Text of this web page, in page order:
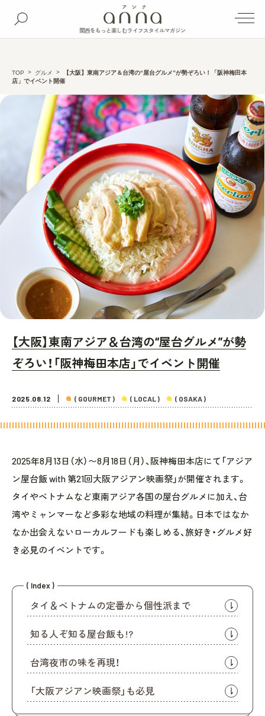
関西をもっと楽しむライフスタイルマガジン
TOP グルメ
【大阪】東南アジア＆台湾の“屋台グルメ”が勢ぞろい！「阪神梅田本
店」でイベント開催
【大阪】東南アジア＆台湾の“屋台グルメ”が勢
ぞろい！「阪神梅田本店」でイベント開催
2025.08.12 ( GOURMET ) ( LOCAL ) ( OSAKA )
2025年8月13日（水）〜8月18日（月）、阪神梅田本店にて「アジア
ン屋台飯 with 第21回大阪アジアン映画祭」が開催されます。
タイやベトナムなど東南アジア各国の屋台グルメに加え、台
湾やミャンマーなど多彩な地域の料理が集結。日本ではなか
なか出会えないローカルフードも楽しめる、旅好き・グルメ好
き必見のイベントです。
( Index )
タイ＆ベトナムの定番から個性派まで
知る人ぞ知る屋台飯も!?
台湾夜市の味を再現！
「大阪アジアン映画祭」も必見